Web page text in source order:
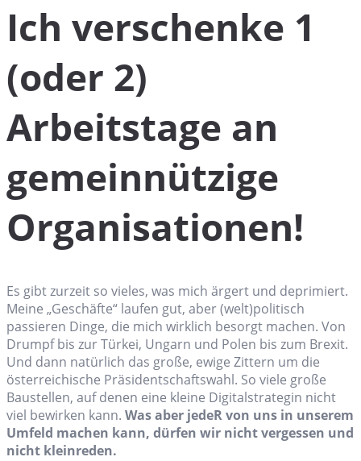
Ich verschenke 1
(oder 2)
Arbeitstage an
gemeinnützige
Organisationen!
Es gibt zurzeit so vieles, was mich ärgert und deprimiert.
Meine „Geschäfte“ laufen gut, aber (welt)politisch
passieren Dinge, die mich wirklich besorgt machen. Von
Drumpf bis zur Türkei, Ungarn und Polen bis zum Brexit.
Und dann natürlich das große, ewige Zittern um die
österreichische Präsidentschaftswahl. So viele große
Baustellen, auf denen eine kleine Digitalstrategin nicht
viel bewirken kann. Was aber jedeR von uns in unserem
Umfeld machen kann, dürfen wir nicht vergessen und
nicht kleinreden.